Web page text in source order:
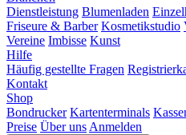
Dienstleistung Blumenladen
Friseure & Barber Kosmetikstudio
Vereine Imbisse Kunst
Hilfe
Häufig gestellte Fragen
Kontakt
Shop
Bondrucker Kartenterminals
Preise Über unsAnmelden